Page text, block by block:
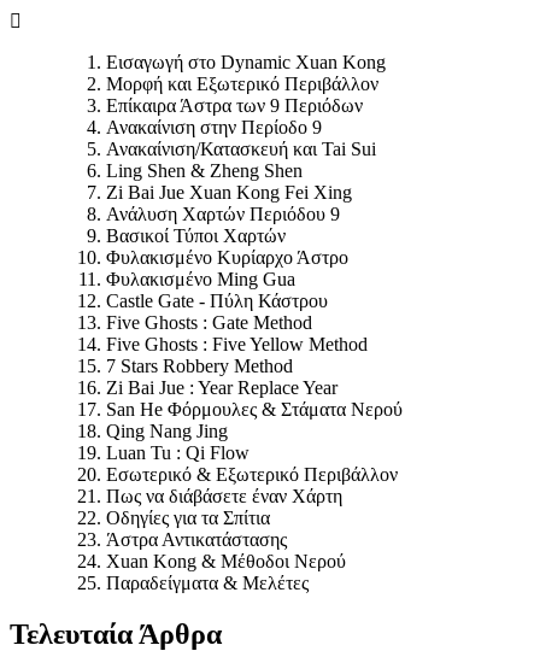
Εισαγωγή στο Dynamic Xuan Kong
Μορφή και Εξωτερικό Περιβάλλον
Επίκαιρα Άστρα των 9 Περιόδων
Ανακαίνιση στην Περίοδο 9
Ανακαίνιση/Κατασκευή και Tai Sui
Ling Shen & Zheng Shen
Zi Bai Jue Xuan Kong Fei Xing
Ανάλυση Χαρτών Περιόδου 9
Βασικοί Τύποι Χαρτών
Φυλακισμένο Κυρίαρχο Άστρο
Φυλακισμένο Ming Gua
Castle Gate - Πύλη Κάστρου
Five Ghosts : Gate Method
Five Ghosts : Five Yellow Method
7 Stars Robbery Method
Zi Bai Jue : Year Replace Year
San He Φόρμουλες & Στάματα Νερού
Qing Nang Jing
Luan Tu : Qi Flow
Εσωτερικό & Εξωτερικό Περιβάλλον
Πως να διάβάσετε έναν Χάρτη
Οδηγίες για τα Σπίτια
Άστρα Αντικατάστασης
Xuan Kong & Μέθοδοι Νερού
Παραδείγματα & Μελέτες
Τελευταία Άρθρα